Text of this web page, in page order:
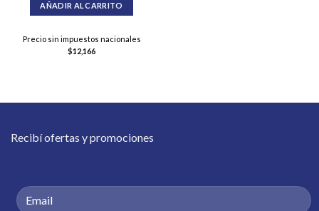
AÑADIR AL CARRITO
Precio sin impuestos nacionales
$12,166
Recibí ofertas y promociones